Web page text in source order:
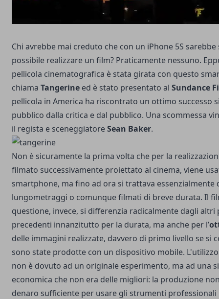
Chi avrebbe mai creduto che con un iPhone 5S
possibile realizzare un film? Praticamente nessuno.
pellicola cinematografica è stata girata con questo
chiama Tangerine ed è stato presentato al Sundance
pellicola in America ha riscontrato un ottimo successo
pubblico dalla critica e dal pubblico. Una scommessa
il regista e sceneggiatoreSean Baker.
Non è sicuramente la prima volta che per la
filmato successivamente proiettato al cinema, viene
smartphone, ma fino ad ora si trattava essenzialmente
lungometraggi o comunque filmati di breve durata. Il
questione, invece, si differenzia radicalmente dagli
precedenti innanzitutto per la durata, ma anche per l’
delle immagini realizzate, davvero di primo livello se si
sono state prodotte con un dispositivo mobile.
non è dovuto ad un originale esperimento, ma ad una
economica che non era delle migliori: la produzione
denaro sufficiente per usare gli strumenti professionali